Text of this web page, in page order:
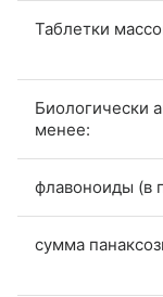
Таблетки
Биологически
менее:
флавоноиды (в
сумма